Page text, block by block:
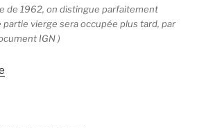
de 1962, on distingue parfaitement
partie vierge sera occupée plus tard, par
IGN )